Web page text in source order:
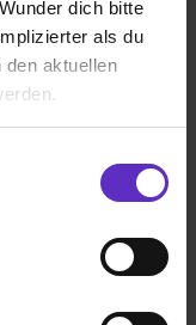
dich bitte
als du
aktuellen
zu